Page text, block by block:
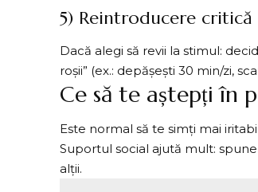
5) Reintroducere
Dacă alegi să revii la stimul:
roșii” (ex.: depășești 30 min/zi,
Ce să te aștepți în
Este normal să te simți mai
Suportul social ajută mult:
alții.